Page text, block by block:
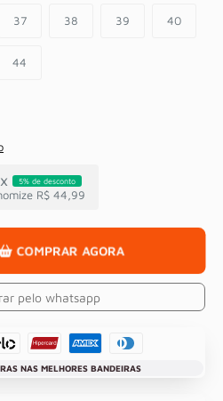
37 38 39 40
44
5% de desconto
R$ 44,99
COMPRAR AGORA
pelo whatsapp
NAS MELHORES BANDEIRAS